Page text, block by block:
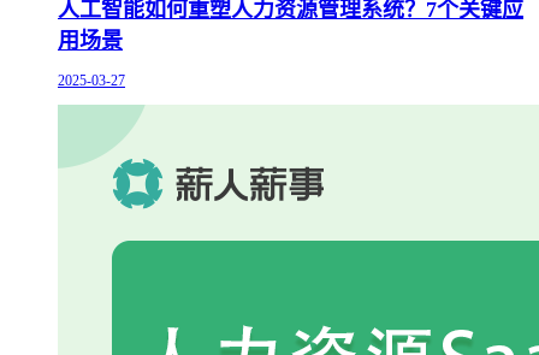
人工智能如何重塑人力资源管理系统？7个关键应
用场景
2025-03-27